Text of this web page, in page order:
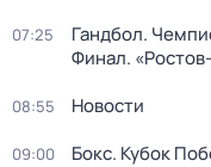
07:25
Гандбол.
Финал.
08:55 Новости
09:00 Бокс. Кубок